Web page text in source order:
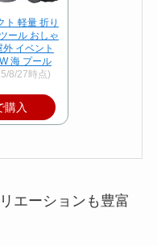
ト 軽量 折り
ール おしゃ
イベント
海 プール
8/27時点)
購入
エーションも豊富